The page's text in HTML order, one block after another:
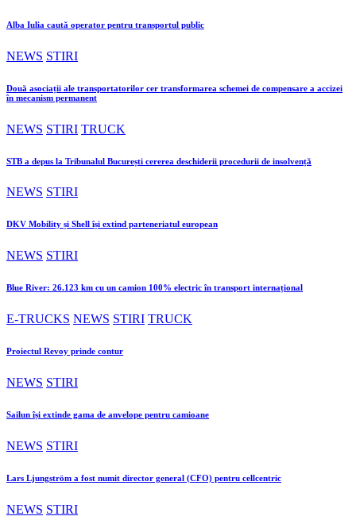
Alba Iulia caută operator pentru transportul public
NEWS STIRI
Două asociații ale transportatorilor cer transformarea schemei de compensare a accizei
în mecanism permanent
NEWS STIRI TRUCK
STB a depus la Tribunalul București cererea deschiderii procedurii de insolvență
NEWS STIRI
DKV Mobility și Shell își extind parteneriatul european
NEWS STIRI
Blue River: 26.123 km cu un camion 100% electric în transport internațional
E-TRUCKS NEWS STIRI TRUCK
Proiectul Revoy prinde contur
NEWS STIRI
Sailun își extinde gama de anvelope pentru camioane
NEWS STIRI
Lars Ljungström a fost numit director general (CFO) pentru cellcentric
NEWS STIRI